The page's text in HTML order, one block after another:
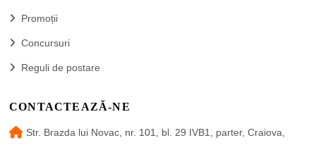
Promoții
Concursuri
Reguli de postare
CONTACTEAZĂ-NE
Str. Brazda lui Novac, nr. 101, bl. 29 IVB1, parter, Craiova,